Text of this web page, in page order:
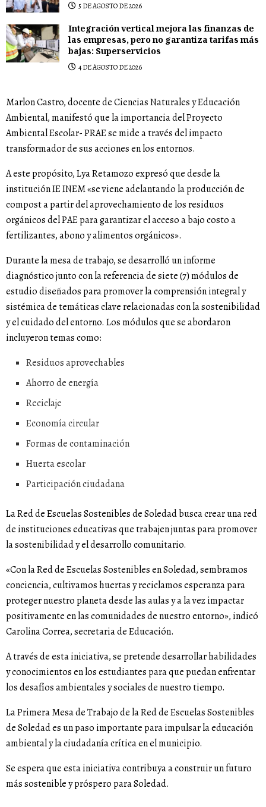
5 DE AGOSTO DE 2026
Integración vertical mejora las finanzas de
las empresas, pero no garantiza tarifas más
bajas: Superservicios
4 DE AGOSTO DE 2026
Marlon Castro, docente de Ciencias Naturales y Educación
Ambiental, manifestó que la importancia del Proyecto
Ambiental Escolar- PRAE se mide a través del impacto
transformador de sus acciones en los entornos.
A este propósito, Lya Retamozo expresó que desde la
institución IE INEM «se viene adelantando la producción de
compost a partir del aprovechamiento de los residuos
orgánicos del PAE para garantizar el acceso a bajo costo a
fertilizantes, abono y alimentos orgánicos».
Durante la mesa de trabajo, se desarrolló un informe
diagnóstico junto con la referencia de siete (7) módulos de
estudio diseñados para promover la comprensión integral y
sistémica de temáticas clave relacionadas con la sostenibilidad
y el cuidado del entorno. Los módulos que se abordaron
incluyeron temas como:
Residuos aprovechables
Ahorro de energía
Reciclaje
Economía circular
Formas de contaminación
Huerta escolar
Participación ciudadana
La Red de Escuelas Sostenibles de Soledad busca crear una red
de instituciones educativas que trabajen juntas para promover
la sostenibilidad y el desarrollo comunitario.
«Con la Red de Escuelas Sostenibles en Soledad, sembramos
conciencia, cultivamos huertas y reciclamos esperanza para
proteger nuestro planeta desde las aulas y a la vez impactar
positivamente en las comunidades de nuestro entorno», indicó
Carolina Correa, secretaria de Educación.
A través de esta iniciativa, se pretende desarrollar habilidades
y conocimientos en los estudiantes para que puedan enfrentar
los desafíos ambientales y sociales de nuestro tiempo.
La Primera Mesa de Trabajo de la Red de Escuelas Sostenibles
de Soledad es un paso importante para impulsar la educación
ambiental y la ciudadanía crítica en el municipio.
Se espera que esta iniciativa contribuya a construir un futuro
más sostenible y próspero para Soledad.